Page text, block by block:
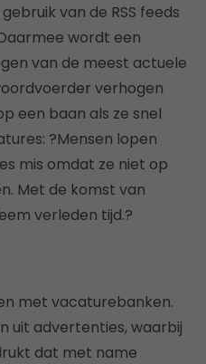
van de RSS feeds
wordt een
van de meest actuele
verhogen
een baan als ze snel
?Mensen lopen
mis omdat ze niet op
Met de komst van
verleden tijd.?
met vacaturebanken.
uit advertenties, waarbij
dat met name